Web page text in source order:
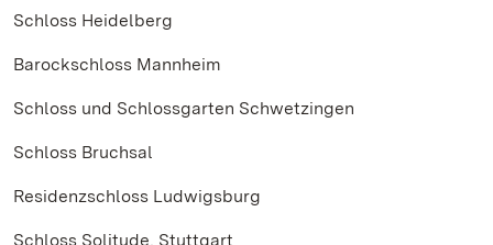
Schloss Heidelberg
Barockschloss Mannheim
Schloss und Schlossgarten Schwetzingen
Schloss Bruchsal
Residenzschloss Ludwigsburg
Schloss Solitude, Stuttgart